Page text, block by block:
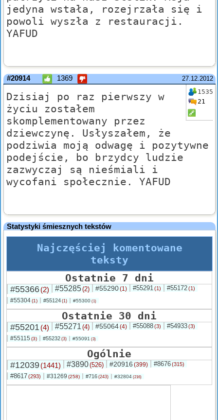
jedyna wstała, rozejrzała się i
powoli wyszła z restauracji.
YAFUD
27.12.2012
#20914 1369
1535
21
Dzisiaj po raz pierwszy w
życiu zostałem
skomplementowany przez
dziewczynę. Usłyszałem, że
podziwia moją odwagę i pozytywne
podejście, bo brzydcy ludzie
zazwyczaj są nieśmiali i
wycofani społecznie. YAFUD
Statystyki śmiesznych tekstów
Najczęściej komentowane
teksty
Ostatnie 7 dni
#55366(2) #55285(2) #55290(1) #55291(1) #55172(1)
#55304(1) #55124 (1) #55300 (1)
Ostatnie 30 dni
#55201(4) #55271 (4) #55064(4) #55088(3) #54933(3)
#55115 (3) #55232 (3) #55091 (3)
Ogólnie
#12039(1441) #3890(526) #20916 (399) #8676(315)
#8617(293) #31269 (258) #716 (243) #32804 (216)